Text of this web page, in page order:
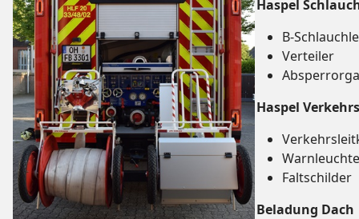
Haspel
B-
Verteiler
Haspel
Faltschilder
Beladung Dach